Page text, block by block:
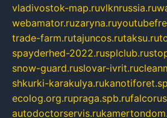
vladivostok-map.ruvlknrussia.ru
webamator.ruzaryna.ru
trade-farm.rutajuncos.rutaksu.ru
spayderhed-2022.rusplclub.ru
snow-guard.ruslovar-ivrit.ru
shkurki-karakulya.ru
ecolog.org.rupraga.spb.ru
autodoctorservis.ru